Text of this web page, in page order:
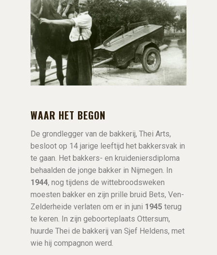
WAAR HET BEGON
De grondlegger van de bakkerij, Thei Arts,
besloot op 14 jarige leeftijd het bakkersvak in
te gaan. Het bakkers- en kruideniersdiploma
behaalden de jonge bakker in Nijmegen. In
1944, nog tijdens de wittebroodsweken
moesten bakker en zijn prille bruid Bets, Ven-
Zelderheide verlaten om er in juni 1945 terug
te keren. In zijn geboorteplaats Ottersum,
huurde Thei de bakkerij van Sjef Heldens, met
wie hij compagnon werd.